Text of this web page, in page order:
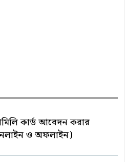
কার্ড আবেদন করার
ও অফলাইন)